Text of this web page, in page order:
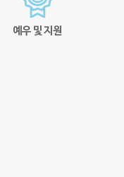
예우 및 지원